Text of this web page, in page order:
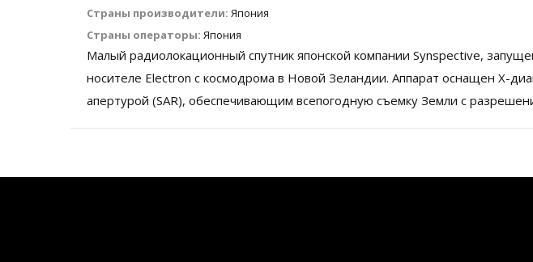
Страны производители: Япония
Страны операторы: Япония
Малый радиолокационный спутник японской компании Synspective,
носителе Electron с космодрома в Новой Зеландии. Аппарат оснащен X-
апертурой (SAR), обеспечивающим всепогодную съемку Земли с